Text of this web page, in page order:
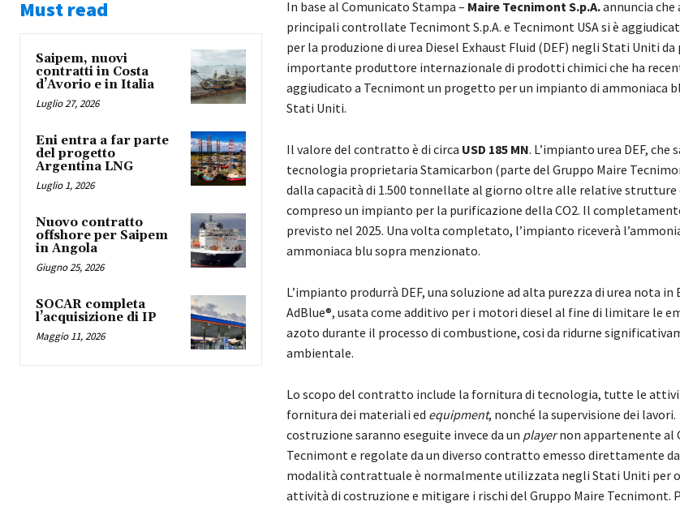
Must read
Saipem, nuovi
contratti in Costa
d’Avorio e in Italia
Luglio 27, 2026
Eni entra a far parte
del progetto
Argentina LNG
Luglio 1, 2026
Nuovo contratto
offshore per Saipem
in Angola
Giugno 25, 2026
SOCAR completa
l’acquisizione di IP
Maggio 11, 2026
In base al Comunicato Stampa – Maire Tecnimont S.p.A.annuncia
principali controllate Tecnimont S.p.A. e Tecnimont USA si è
per la produzione di urea Diesel Exhaust Fluid (DEF) negli Stati Uniti
importante produttore internazionale di prodotti chimici che ha
aggiudicato a Tecnimont un progetto per un impianto di ammoniaca
Stati Uniti.
Il valore del contratto è di circa USD 185 MN. L’impianto urea DEF, che
tecnologia proprietaria Stamicarbon (parte del Gruppo Maire
dalla capacità di 1.500 tonnellate al giorno oltre alle relative strutture
compreso un impianto per la purificazione della CO2. Il
previsto nel 2025. Una volta completato, l’impianto riceverà
ammoniaca blu sopra menzionato.
L’impianto produrrà DEF, una soluzione ad alta purezza di urea nota in
AdBlue®, usata come additivo per i motori diesel al fine di limitare le
azoto durante il processo di combustione, cosi da ridurne
ambientale.
Lo scopo del contratto include la fornitura di tecnologia, tutte le
fornitura dei materiali ed equipment, nonché la supervisione dei
costruzione saranno eseguite invece da un playernon appartenente al
Tecnimont e regolate da un diverso contratto emesso direttamente
modalità contrattuale è normalmente utilizzata negli Stati Uniti per
attività di costruzione e mitigare i rischi del Gruppo Maire Tecnimont.